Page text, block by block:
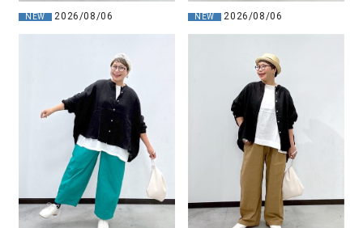
NEW 2026/08/06 NEW 2026/08/06